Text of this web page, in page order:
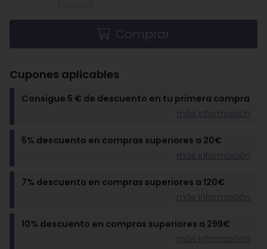
Comprar
Cupones aplicables
Consigue 5 € de descuento en tu primera compra
más información
5% descuento en compras superiores a 20€
más información
7% descuento en compras superiores a 120€
más información
10% descuento en compras superiores a 299€
más información